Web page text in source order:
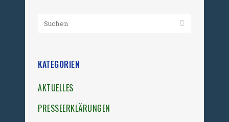
KATEGORIEN
AKTUELLES
PRESSEERKLÄRUNGEN